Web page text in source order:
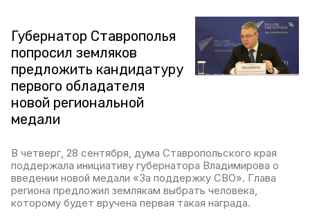
Губернатор Ставрополья
попросил земляков
предложить кандидатуру
первого обладателя
новой региональной
медали
В четверг, 28 сентября, дума Ставропольского края
поддержала инициативу губернатора Владимирова о
введении новой медали «За поддержку СВО». Глава
региона предложил землякам выбрать человека,
которому будет вручена первая такая награда.